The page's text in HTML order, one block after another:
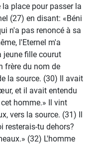
place pour passer la
(27) en disant: «Béni
n'a pas renoncé à sa
l'Eternel m'a
jeune fille courut
frère du nom de
la source. (30) Il avait
et il avait entendu
homme.» Il vint
vers la source. (31) Il
resterais-tu dehors?
(32) L'homme